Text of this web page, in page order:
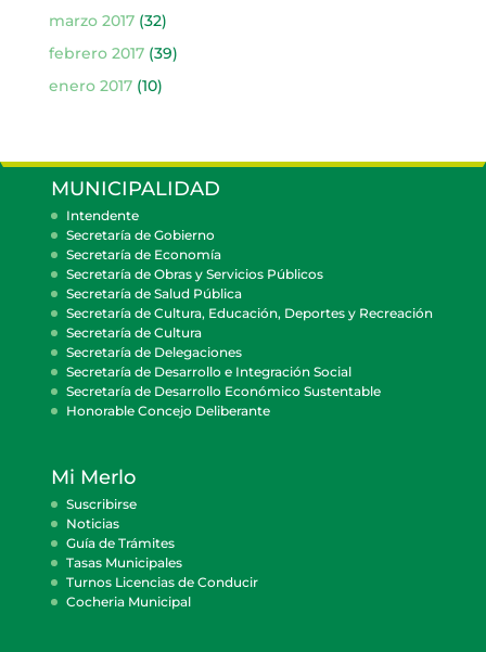
marzo 2017(32)
febrero 2017(39)
enero 2017(10)
MUNICIPALIDAD
Intendente
Secretaría de Gobierno
Secretaría de Economía
Secretaría de Obras y Servicios Públicos
Secretaría de Salud Pública
Secretaría de Cultura, Educación, Deportes y Recreación
Secretaría de Cultura
Secretaría de Delegaciones
Secretaría de Desarrollo e Integración Social
Secretaría de Desarrollo Económico Sustentable
Honorable Concejo Deliberante
Mi Merlo
Suscribirse
Noticias
Guía de Trámites
Tasas Municipales
Turnos Licencias de Conducir
Cocheria Municipal